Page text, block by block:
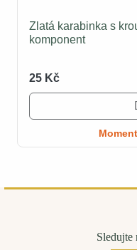
Zlatá karabinka s
komponent
25 Kč
Sledujte